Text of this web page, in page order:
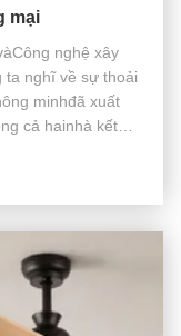
mại
nghệ xây
ta nghĩ về sự thoải
minhđã xuất
cả hainhà kết